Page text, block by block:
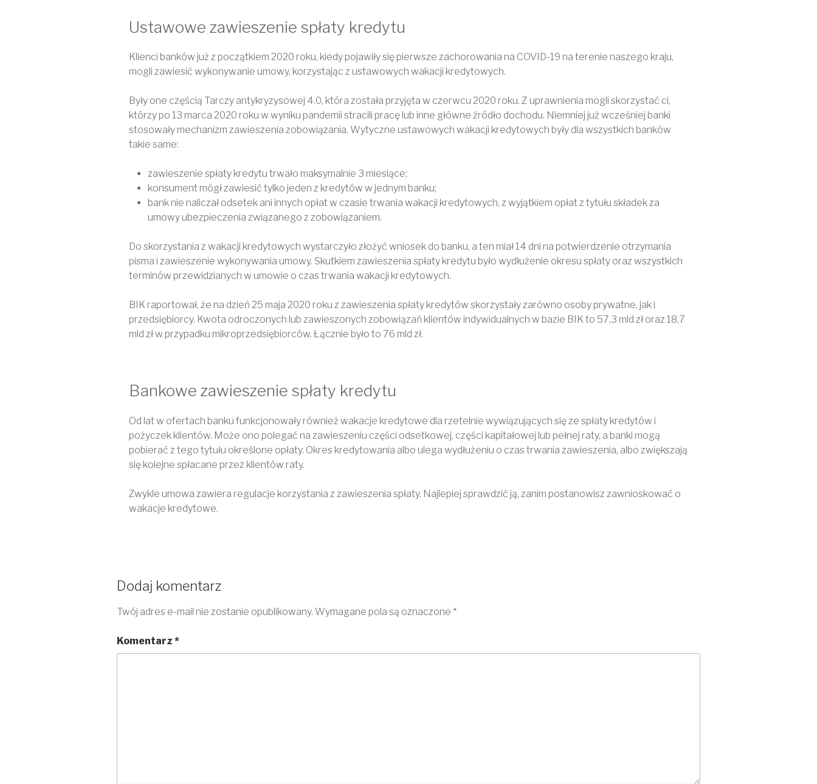
Ustawowe zawieszenie spłaty kredytu
Klienci banków już z początkiem 2020 roku, kiedy pojawiły się pierwsze zachorowania na COVID-19 na terenie naszego kraju,
mogli zawiesić wykonywanie umowy, korzystając z ustawowych wakacji kredytowych.
Były one częścią Tarczy antykryzysowej 4.0, która została przyjęta w czerwcu 2020 roku. Z uprawnienia mogli skorzystać ci,
którzy po 13 marca 2020 roku w wyniku pandemii stracili pracę lub inne główne źródło dochodu. Niemniej już wcześniej banki
stosowały mechanizm zawieszenia zobowiązania. Wytyczne ustawowych wakacji kredytowych były dla wszystkich banków
takie same:
zawieszenie spłaty kredytu trwało maksymalnie 3 miesiące;
konsument mógł zawiesić tylko jeden z kredytów w jednym banku;
bank nie naliczał odsetek ani innych opłat w czasie trwania wakacji kredytowych, z wyjątkiem opłat z tytułu składek za
umowy ubezpieczenia związanego z zobowiązaniem.
Do skorzystania z wakacji kredytowych wystarczyło złożyć wniosek do banku, a ten miał 14 dni na potwierdzenie otrzymania
pisma i zawieszenie wykonywania umowy. Skutkiem zawieszenia spłaty kredytu było wydłużenie okresu spłaty oraz wszystkich
terminów przewidzianych w umowie o czas trwania wakacji kredytowych.
BIK raportował, że na dzień 25 maja 2020 roku z zawieszenia spłaty kredytów skorzystały zarówno osoby prywatne, jak i
przedsiębiorcy. Kwota odroczonych lub zawieszonych zobowiązań klientów indywidualnych w bazie BIK to 57,3 mld zł oraz 18,7
mld zł w przypadku mikroprzedsiębiorców. Łącznie było to 76 mld zł.
Bankowe zawieszenie spłaty kredytu
Od lat w ofertach banku funkcjonowały również wakacje kredytowe dla rzetelnie wywiązujących się ze spłaty kredytów i
pożyczek klientów. Może ono polegać na zawieszeniu części odsetkowej, części kapitałowej lub pełnej raty, a banki mogą
pobierać z tego tytułu określone opłaty. Okres kredytowania albo ulega wydłużeniu o czas trwania zawieszenia, albo zwiększają
się kolejne spłacane przez klientów raty.
Zwykle umowa zawiera regulacje korzystania z zawieszenia spłaty. Najlepiej sprawdzić ją, zanim postanowisz zawnioskować o
wakacje kredytowe.
Dodaj komentarz
Twój adres e-mail nie zostanie opublikowany. Wymagane pola są oznaczone *
Komentarz *